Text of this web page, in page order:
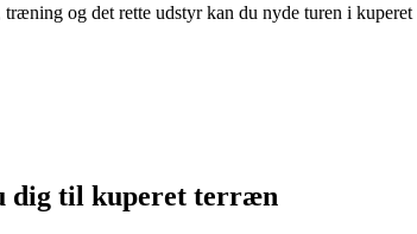
og det rette udstyr kan du nyde turen i
dig til kuperet terræn